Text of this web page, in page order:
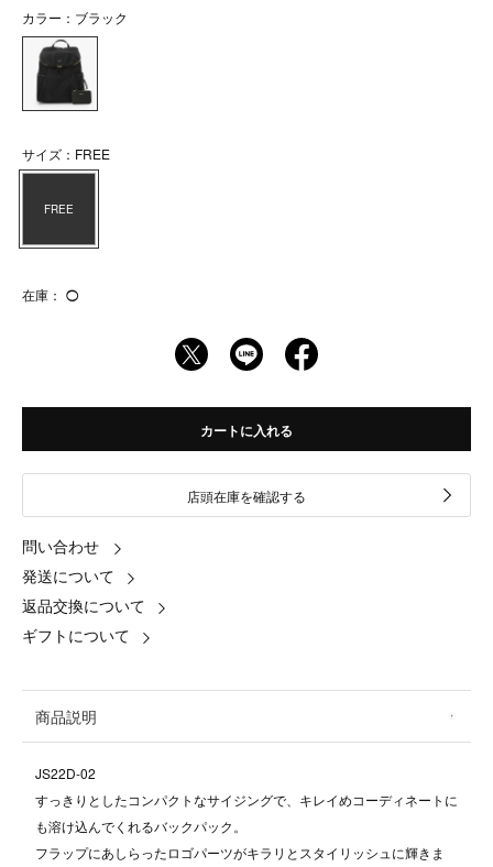
カラー：ブラック
サイズ：FREE
FREE
在庫： ◯
カートに入れる
店頭在庫を確認する
問い合わせ
発送について
返品交換について
ギフトについて
商品説明
JS22D-02
すっきりとしたコンパクトなサイジングで、キレイめコーディネートに
も溶け込んでくれるバックパック。
フラップにあしらったロゴパーツがキラリとスタイリッシュに輝きま